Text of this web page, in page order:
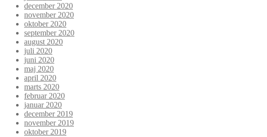
december 2020
november 2020
oktober 2020
september 2020
august 2020
juli 2020
juni 2020
maj 2020
april 2020
marts 2020
februar 2020
januar 2020
december 2019
november 2019
oktober 2019